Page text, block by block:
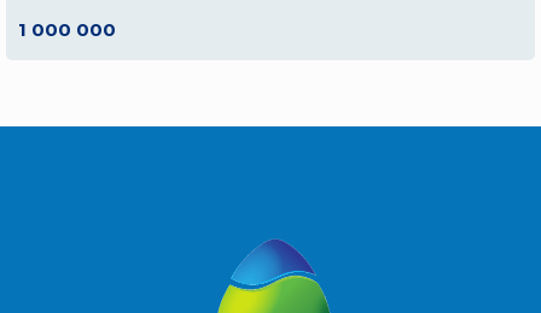
1 000 000